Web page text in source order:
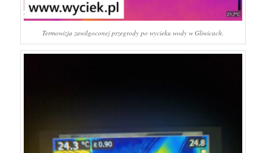
Termowizja zawilgoconej przegrody po wycieku wody w Gliwicach.